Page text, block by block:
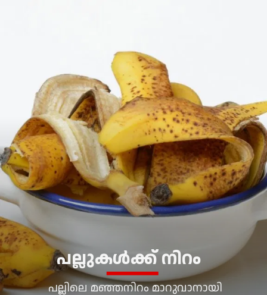
പല്ലിലെ മഞ്ഞനിറം മാറുവാനായി
പല്ലുകൾക്ക് നിറം